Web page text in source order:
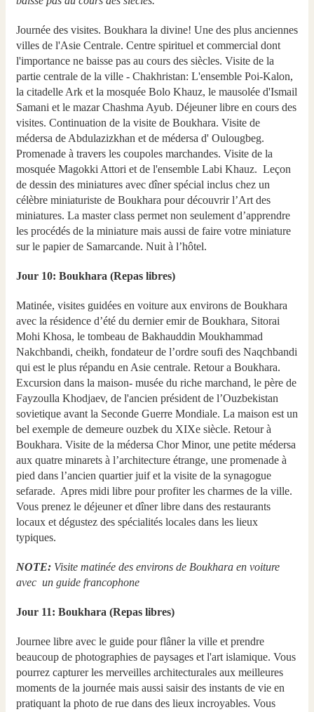
Journée des visites. Boukhara la divine! Une des plus anciennes
villes de l'Asie Centrale. Centre spirituel et commercial dont
l'importance ne baisse pas au cours des siècles. Visite de la
partie centrale de la ville - Chakhristan: L'ensemble Poi-Kalon,
la citadelle Ark et la mosquée Bolo Khauz, le mausolée d'Ismail
Samani et le mazar Chashma Ayub. Déjeuner libre en cours des
visites. Continuation de la visite de Boukhara. Visite de
médersa de Abdulazizkhan et de médersa d' Oulougbeg.
Promenade à travers les coupoles marchandes. Visite de la
mosquée Magokki Attori et de l'ensemble Labi Khauz. Leçon
de dessin des miniatures avec dîner spécial inclus chez un
célèbre miniaturiste de Boukhara pour découvrir l’Art des
miniatures. La master class permet non seulement d’apprendre
les procédés de la miniature mais aussi de faire votre miniature
sur le papier de Samarcande. Nuit à l’hôtel.
Jour 10: Boukhara (Repas libres)
Matinée, visites guidées en voiture aux environs de Boukhara
avec la résidence d’été du dernier emir de Boukhara, Sitorai
Mohi Khosa, le tombeau de Bakhauddin Moukhammad
Nakchbandi, cheikh, fondateur de l’ordre soufi des Naqchbandi
qui est le plus répandu en Asie centrale. Retour a Boukhara.
Excursion dans la maison- musée du riche marchand, le père de
Fayzoulla Khodjaev, de l'ancien président de l’Ouzbekistan
sovietique avant la Seconde Guerre Mondiale. La maison est un
bel exemple de demeure ouzbek du XIXe siècle. Retour à
Boukhara. Visite de la médersa Chor Minor, une petite médersa
aux quatre minarets à l’architecture étrange, une promenade à
pied dans l’ancien quartier juif et la visite de la synagogue
sefarade. Apres midi libre pour profiter les charmes de la ville.
Vous prenez le déjeuner et dîner libre dans des restaurants
locaux et dégustez des spécialités locales dans les lieux
typiques.
NOTE: Visite matinée des environs de Boukhara en voiture
avec un guide francophone
Jour 11: Boukhara (Repas libres)
Journee libre avec le guide pour flâner la ville et prendre
beaucoup de photographies de paysages et l'art islamique. Vous
pourrez capturer les merveilles architecturales aux meilleures
moments de la journée mais aussi saisir des instants de vie en
pratiquant la photo de rue dans des lieux incroyables. Vous